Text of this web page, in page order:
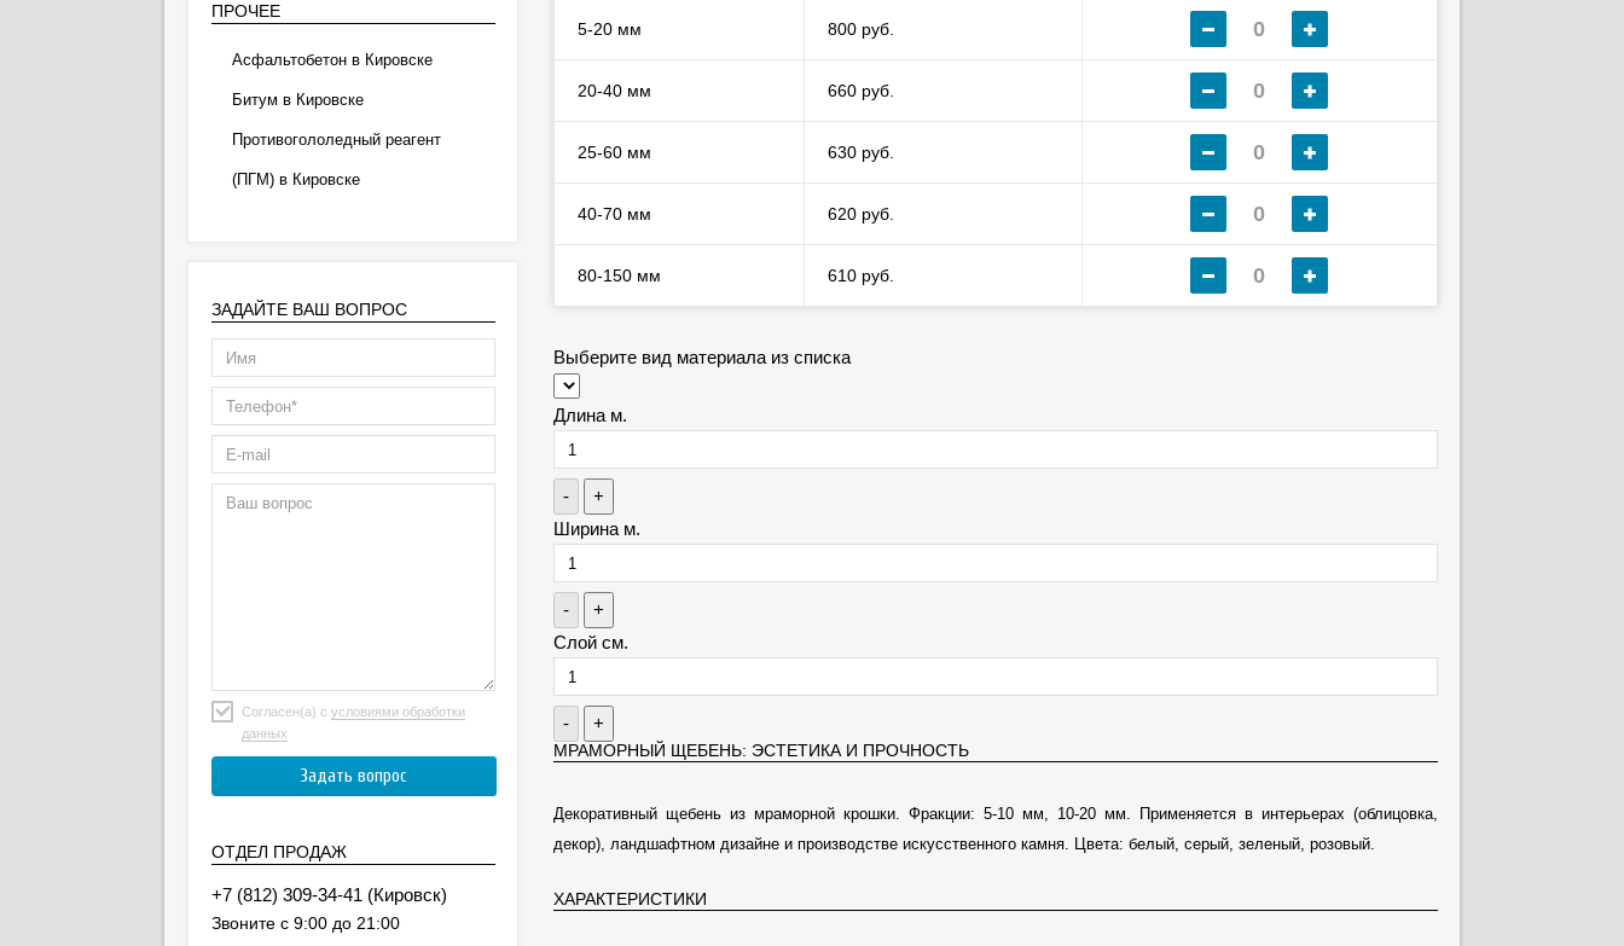
5-20 мм 800 руб.
20-40 мм 660 руб.
25-60 мм 630 руб.
40-70 мм 620 руб.
80-150 мм 610 руб.
Выберите вид материала из списка
Длина м.
-
+
Ширина м.
-
+
Слой см.
- +
МРАМОРНЫЙ ЩЕБЕНЬ: ЭСТЕТИКА И ПРОЧНОСТЬ
Декоративный щебень из мраморной крошки. Фракции: 5-10 мм, 10-20 мм. Применяется в интерьерах (облицовка,
декор), ландшафтном дизайне и производстве искусственного камня. Цвета: белый, серый, зеленый, розовый.
ХАРАКТЕРИСТИКИ
ПРОЧЕЕ
Асфальтобетон в Кировске
Битум в Кировске
Противогололедный реагент
(ПГМ) в Кировске
ЗАДАЙТЕ ВАШ ВОПРОС
Согласен(а) с условиями обработки
данных
ОТДЕЛ ПРОДАЖ
(Кировск)
Звоните с 9:00 до 21:00